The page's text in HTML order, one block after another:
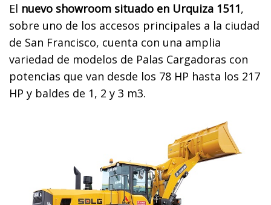
El nuevo showroom situado en Urquiza 1511,
sobre uno de los accesos principales a la ciudad
de San Francisco, cuenta con una amplia
variedad de modelos de Palas Cargadoras con
potencias que van desde los 78 HP hasta los 217
HP y baldes de 1, 2 y 3 m3.